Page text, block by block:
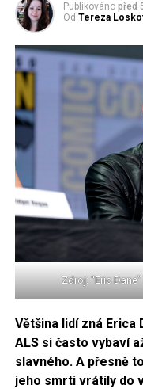
Publikováno před
Od Tereza
Zdroj: “Eric
Většina lidí zná
ALS si často vybaví
slavného. A přesně
jeho smrti vrátily do